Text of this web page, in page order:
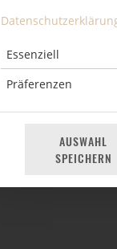
Essenziell
Präferenzen
AUSWAHL
SPEICHERN
* Die